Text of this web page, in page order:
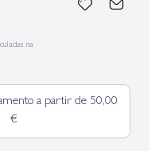
na
a partir de 50,00
€